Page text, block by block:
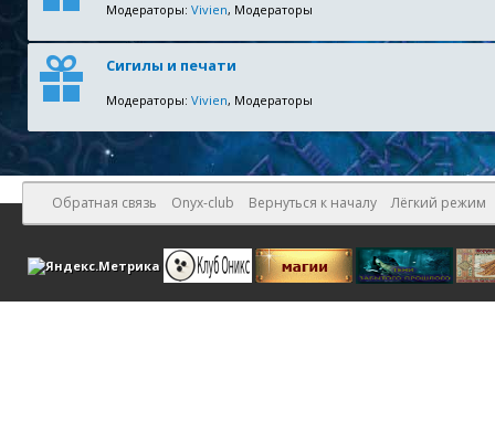
Модераторы: Vivien, Модераторы
Сигилы и печати
Модераторы: Vivien, Модераторы
Обратная связь Onyx-club Вернуться к началу Лёгкий режим